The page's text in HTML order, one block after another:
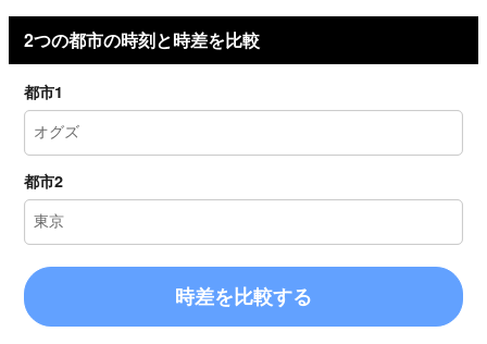
2つの都市の時刻と時差を比較
都市1
都市2
時差を比較する